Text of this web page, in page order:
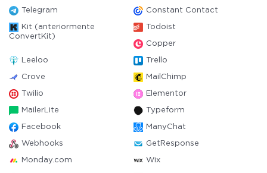
Telegram Constant Contact
Kit (anteriormente
ConvertKit)
Todoist
Copper
Leeloo Trello
Crove MailChimp
Twilio Elementor
MailerLite Typeform
Facebook ManyChat
Webhooks GetResponse
Monday.com Wix